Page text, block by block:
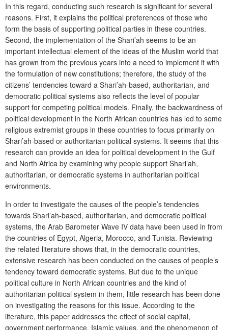
In this regard, conducting such research is significant for several
reasons. First, it explains the political preferences of those who
form the basis of supporting political parties in these countries.
Second, the implementation of the Shari’ah seems to be an
important intellectual element of the ideas of the Muslim world that
has grown from the previous years into a need to implement it with
the formulation of new constitutions; therefore, the study of the
citizens’ tendencies toward a Shari’ah-based, authoritarian, and
democratic political systems also reflects the level of popular
support for competing political models. Finally, the backwardness of
political development in the North African countries has led to some
religious extremist groups in these countries to focus primarily on
Shari’ah-based or authoritarian political systems. It seems that this
research can provide an idea for political development in the Gulf
and North Africa by examining why people support Shari’ah,
authoritarian, or democratic systems in authoritarian political
environments.
In order to investigate the causes of the people’s tendencies
towards Shari’ah-based, authoritarian, and democratic political
systems, the Arab Barometer Wave IV data have been used in from
the countries of Egypt, Algeria, Morocco, and Tunisia. Reviewing
the related literature shows that, in the democratic countries,
extensive research has been conducted on the causes of people’s
tendency toward democratic systems. But due to the unique
political culture in North African countries and the kind of
authoritarian political system in them, little research has been done
on investigating the reasons for this issue. According to the
literature, this paper addresses the effect of social capital,
government performance, Islamic values, and the phenomenon of